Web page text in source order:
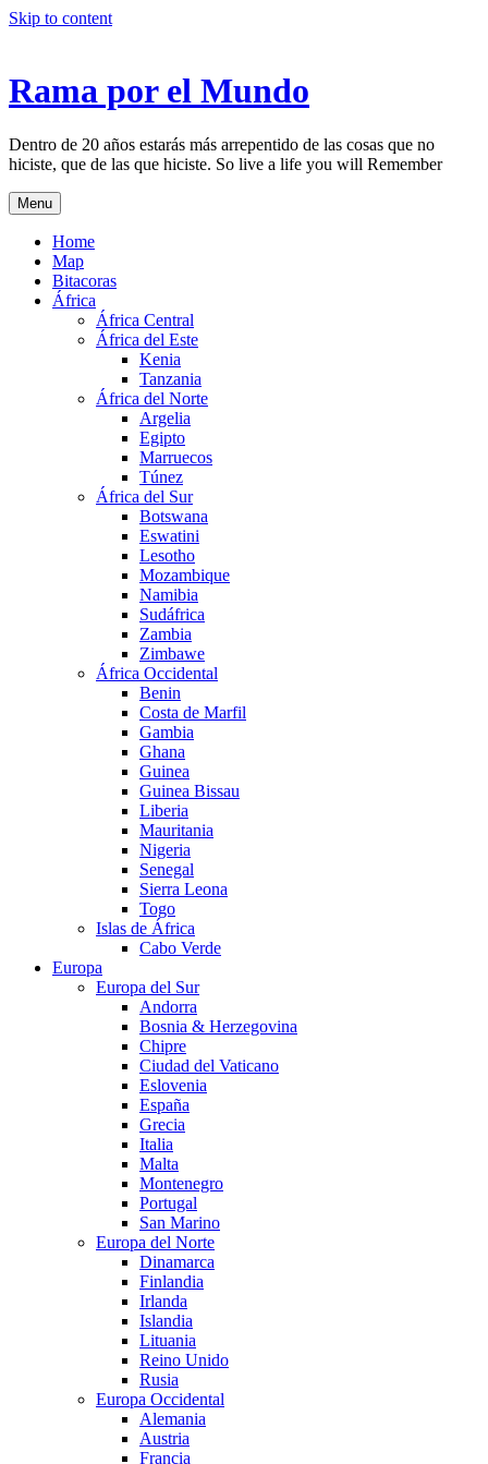
Skip to content
Rama por el Mundo
Dentro de 20 años estarás más arrepentido de las cosas que no
hiciste, que de las que hiciste. So live a life you will Remember
Menu
Home
Map
Bitacoras
África
África Central
África del Este
Kenia
Tanzania
África del Norte
Argelia
Egipto
Marruecos
Túnez
África del Sur
Botswana
Eswatini
Lesotho
Mozambique
Namibia
Sudáfrica
Zambia
Zimbawe
África Occidental
Benin
Costa de Marfil
Gambia
Ghana
Guinea
Guinea Bissau
Liberia
Mauritania
Nigeria
Senegal
Sierra Leona
Togo
Islas de África
Cabo Verde
Europa
Europa del Sur
Andorra
Bosnia & Herzegovina
Chipre
Ciudad del Vaticano
Eslovenia
España
Grecia
Italia
Malta
Montenegro
Portugal
San Marino
Europa del Norte
Dinamarca
Finlandia
Irlanda
Islandia
Lituania
Reino Unido
Rusia
Europa Occidental
Alemania
Austria
Francia